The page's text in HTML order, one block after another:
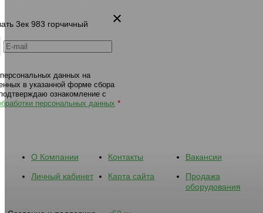
3ек 983 горчичный
данных на
в указанной форме сбора
ознакомление с
персональных данных *
О Компании Контакты Вакансии
Личный кабинет Карта сайта
Продажа
оборудования